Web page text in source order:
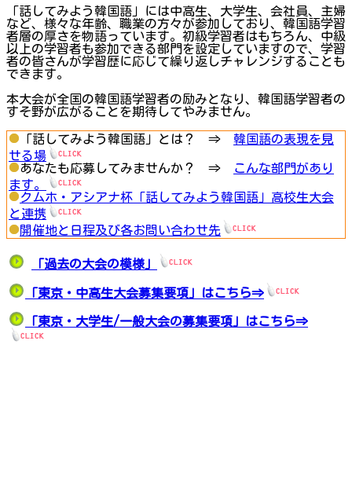
「話してみよう韓国語」には中高生、大学生、会社員、主婦
など、様々な年齢、職業の方々が参加しており、韓国語学習
者層の厚さを物語っています。初級学習者はもちろん、中級
以上の学習者も参加できる部門を設定していますので、学習
者の皆さんが学習歴に応じて繰り返しチャレンジすることも
できます。
本大会が全国の韓国語学習者の励みとなり、韓国語学習者の
すそ野が広がることを期待してやみません。
「話してみよう韓国語」とは？ ⇒ 韓国語の表現を見
せる場
あなたも応募してみませんか？ ⇒
こんな部門があり
ます。
クムホ・アシアナ杯「話してみよう韓国語」高校生大会
と連携
開催地と日程及び各お問い合わせ先
「過去の大会の模様」
「東京・中高生大会募集要項」はこちら⇒
「東京・大学生/一般大会の募集要項」はこちら⇒